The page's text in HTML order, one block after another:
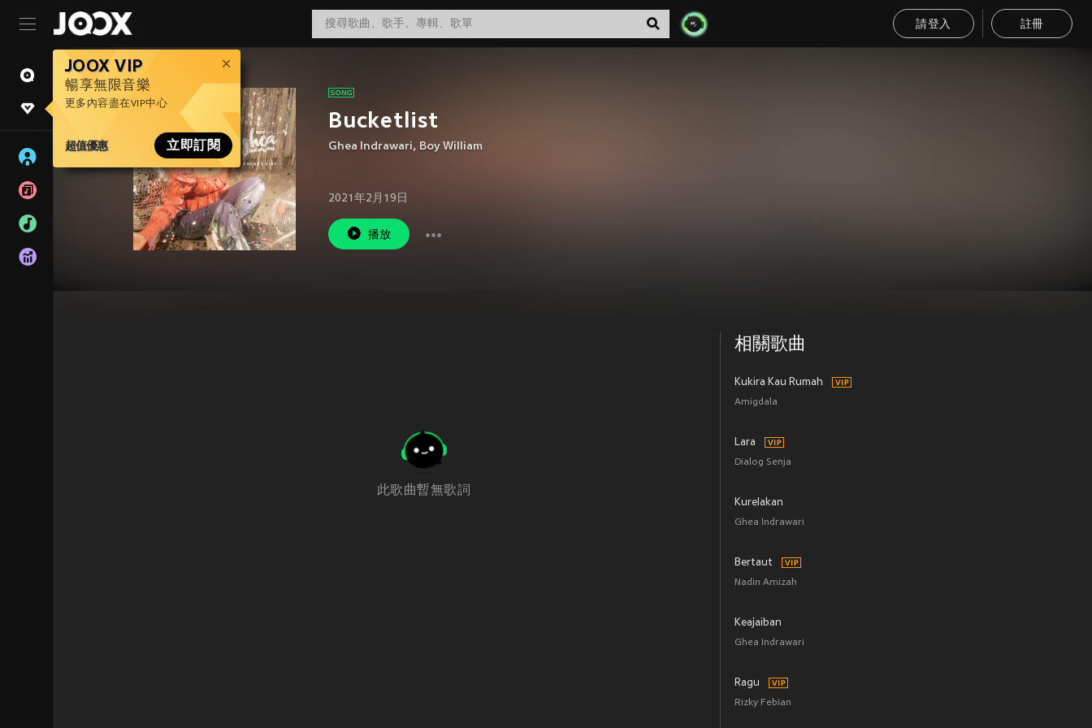
請登入 註冊
JOOX VIP
暢享無限音樂
更多內容盡在VIP中心
超值優惠 立即訂閱
Bucketlist
Ghea Indrawari, Boy William
2021年2月19日
播放
此歌曲暫無歌詞
相關歌曲
Kukira Kau Rumah
Amígdala
Lara
Dialog Senja
Kurelakan
Ghea Indrawari
Bertaut
Nadin Amizah
Keajaiban
Ghea Indrawari
Ragu
Rizky Febian